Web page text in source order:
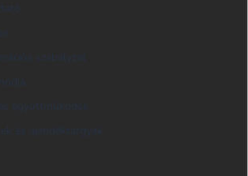
szabályzat
együttműködés
és ajándéktárgyak